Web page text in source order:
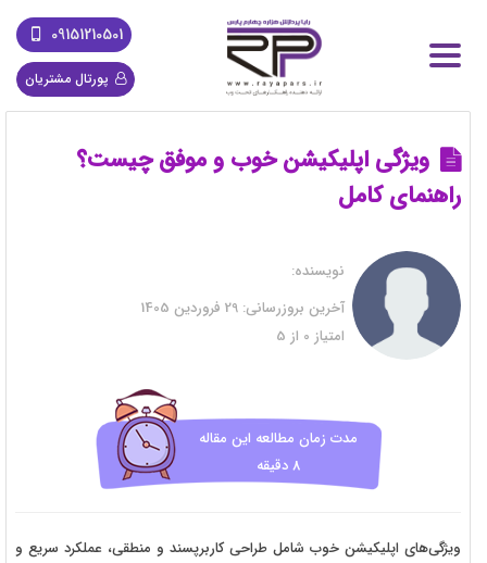
09151210501
پورتال مشتریان
ویژگی اپلیکیشن خوب و موفق چیست؟
راهنمای کامل
نویسنده:
آخرین بروزرسانی:
امتیاز 0 از 5
مدت زمان مطالعه این مقاله
8 دقیقه
ویژگی‌های اپلیکیشن خوب شامل طراحی کاربرپسند و منطقی، عملکرد سریع و